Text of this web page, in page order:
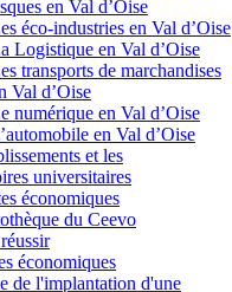
en Val d’Oise
éco-industries en Val d’Oise
Logistique en Val d’Oise
transports de marchandises
Val d’Oise
numérique en Val d’Oise
en Val d’Oise
et les
universitaires
économiques
du Ceevo
économiques
de l'implantation d'une